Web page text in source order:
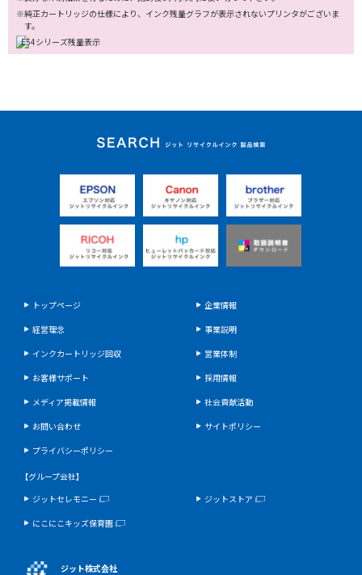
※純正カートリッジの仕様により、インク残量グラフが表示されないプリンタがございま
す。
ジット リサイクルイ
ンク 製品検索
トップページ
企業情報
経営理念
事業説明
インクカートリッジ回収
営業体制
お客様サポート
採用情報
メディア掲載情報
社会貢献活動
お問い合わせ
サイトポリシー
プライバシーポリシー
【グループ会社】
ジットセレモニー
ジットストア
にこにこキッズ保育園
ジット株式会社